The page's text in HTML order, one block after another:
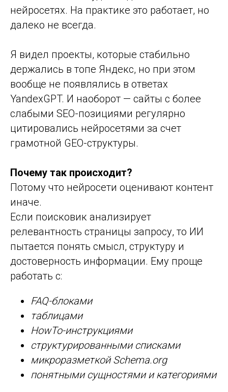
нейросетях. На практике это работает, но
далеко не всегда.
Я видел проекты, которые стабильно
держались в топе Яндекс, но при этом
вообще не появлялись в ответах
YandexGPT. И наоборот — сайты с более
слабыми SEO-позициями регулярно
цитировались нейросетями за счет
грамотной GEO-структуры.
Почему так происходит?
Потому что нейросети оценивают контент
иначе.
Если поисковик анализирует
релевантность страницы запросу, то ИИ
пытается понять смысл, структуру и
достоверность информации. Ему проще
работать с:
FAQ-блоками
таблицами
HowTo-инструкциями
структурированными списками
микроразметкой Schema.org
понятными сущностями и категориями